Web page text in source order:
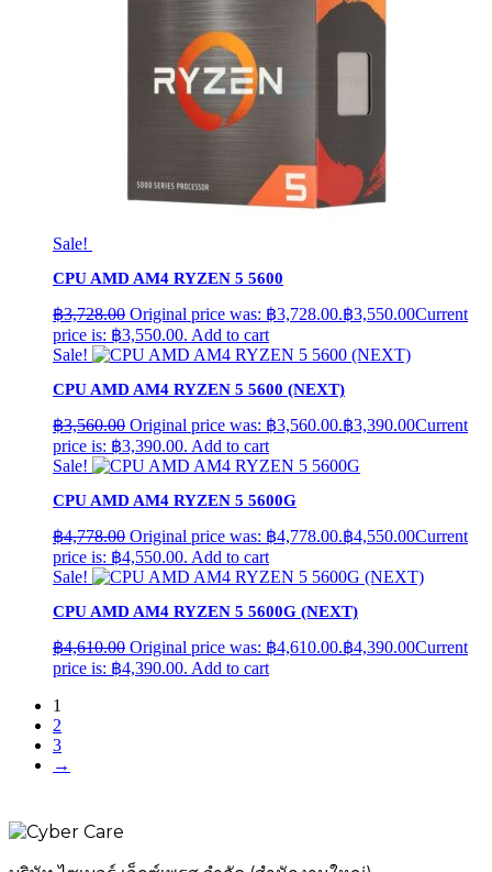
Sale!
CPU AMD AM4 RYZEN 5 5600
฿3,728.00 Original price was: ฿3,728.00.฿3,550.00Current
price is: ฿3,550.00. Add to cart
Sale!
CPU AMD AM4 RYZEN 5 5600 (NEXT)
฿3,560.00 Original price was: ฿3,560.00.฿3,390.00Current
price is: ฿3,390.00. Add to cart
Sale!
CPU AMD AM4 RYZEN 5 5600G
฿4,778.00 Original price was: ฿4,778.00.฿4,550.00Current
price is: ฿4,550.00. Add to cart
Sale!
CPU AMD AM4 RYZEN 5 5600G (NEXT)
฿4,610.00 Original price was: ฿4,610.00.฿4,390.00Current
price is: ฿4,390.00. Add to cart
1
2
3
→